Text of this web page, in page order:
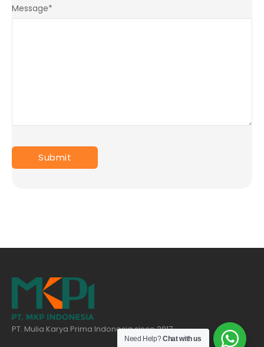
Message*
PT. Mulia Karya Prima Indonesia since 2017
Need Help?Chat with us